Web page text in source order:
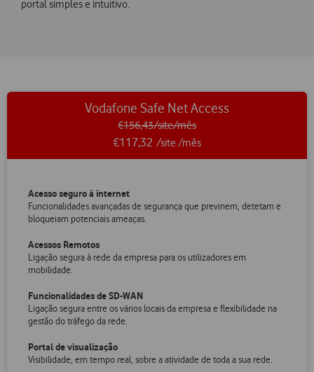
portal simples e intuitivo.
Vodafone Safe Net Access
€156,43/site/mês
€117,32 /site /mês
Acesso seguro à internet
Funcionalidades avançadas de segurança que previnem, detetam e
bloqueiam potenciais ameaças.
Acessos Remotos
Ligação segura à rede da empresa para os utilizadores em
mobilidade.
Funcionalidades de SD-WAN
Ligação segura entre os vários locais da empresa e flexibilidade na
gestão do tráfego da rede.
Portal de visualização
Visibilidade, em tempo real, sobre a atividade de toda a sua rede.